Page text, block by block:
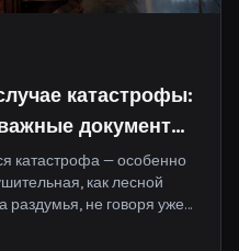
катастрофы:
документы
бедствия
катастрофа — особенно
как лесной
раздумья, не говоря уже